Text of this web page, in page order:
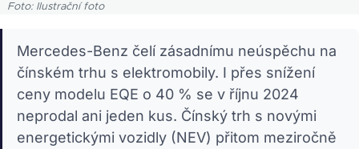
Foto: Ilustrační foto
Mercedes-Benz čelí zásadnímu neúspěchu na
čínském trhu s elektromobily. I přes snížení
ceny modelu EQE o 40 % se v říjnu 2024
neprodal ani jeden kus. Čínský trh s novými
energetickými vozidly (NEV) přitom meziročně